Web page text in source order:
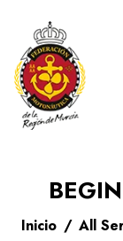
Inicio All